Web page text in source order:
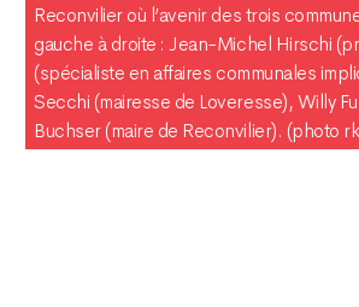
Reconvilier où l’avenir des trois
gauche à droite : Jean-Michel Hirschi
(spécialiste en affaires communales
Secchi (mairesse de Loveresse), Willy
Buchser (maire de Reconvilier). (photo